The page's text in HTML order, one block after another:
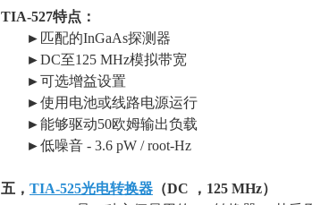
TIA-527特点：
►匹配的InGaAs探测器
►DC至125 MHz模拟带宽
►可选增益设置
►使用电池或线路电源运行
►能够驱动50欧姆输出负载
►低噪音 - 3.6 pW / root-Hz
五， TIA-525光电转换器 （DC ， 125 MHz）